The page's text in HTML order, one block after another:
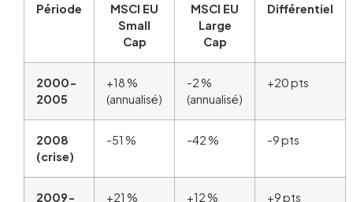
Période
MSCI EU
Small
Cap
MSCI EU
Large
Cap
Différentiel
2000-
2005
+18 %
(annualisé)
-2 %
(annualisé)
+20 pts
2008
(crise)
-51 % -42 % -9 pts
2009-
+21 %
+12 %
+9 pts